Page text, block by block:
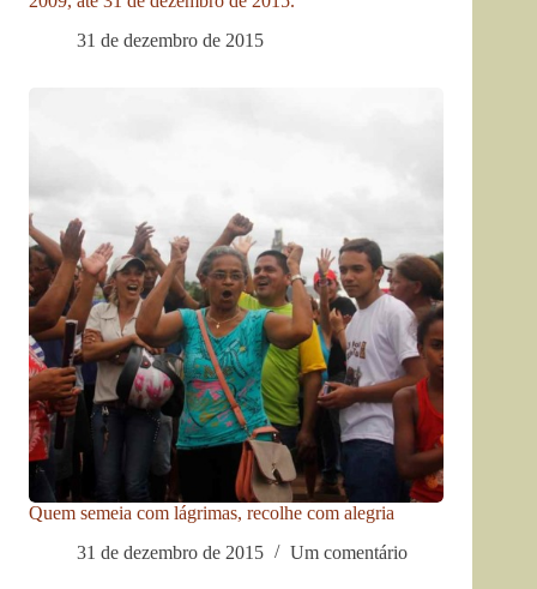
31 de dezembro de 2015
Quem semeia com lágrimas, recolhe com alegria
31 de dezembro de 2015
Um comentário